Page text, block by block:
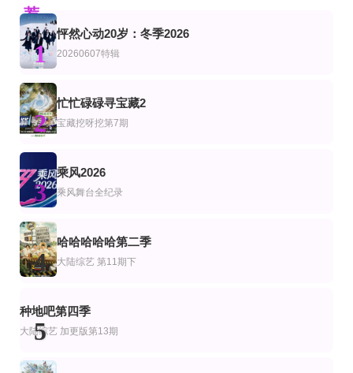
荐
已完结
恋爱实验室
更新至第10期
走过历史大地
更新至第7期
德云社郭麒麟相声专场天津站2018
第1期陪看上
心动的信号第9季
薛凯琪,杨超越,代旭,杜海涛,张纯烨
更新至20260618期
端午奇妙游2026
第1期
互相关注
AI了，大医生
明星大侦探之明侦探学院第1季
蒲熠星,周峻纬,唐九洲,齐思钧,石凯,郭文韬,邵明明
前浪第二季
第12期完结
追踪巨型鱼前传第五季
西里尔·肖凯
更新至第13集
ZPOT 新丁企划
黎子琛,黄日禧,周德诚,关晓隆,陈缙羲,张肇维,林焯彦
第8集完结
摇滚兄弟私生活第三季
卑鄙玩家 Mauvais joueurs
Claude Dartois
女主角？圣女？不，我是杂役女仆(自豪)！
宫本侑芽,大久保瑠美,日笠阳子,天崎滉平,小野友树,堀江瞬,仲村宗悟
FandomStage
尹斗俊
1
怦然心动20岁：冬季2026
20260607特辑
2
忙忙碌碌寻宝藏2
宝藏挖呀挖第7期
3
乘风2026
乘风舞台全纪录
4
哈哈哈哈哈第二季
大陆综艺 第11期下
5
种地吧第四季
大陆综艺 加更版第13期